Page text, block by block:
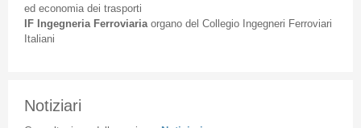
ed economia dei trasporti
IF Ingegneria Ferroviaria organodel Collegio Ingegneri Ferroviari
Italiani
Notiziari